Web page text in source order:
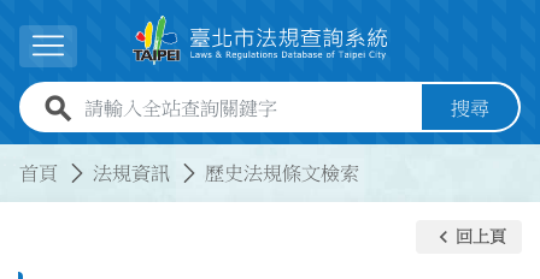
展開選單
全站查詢關鍵字欄位 搜尋
首頁 法規資訊 歷史法規條文檢索
keyboard_arrow_left 回上頁